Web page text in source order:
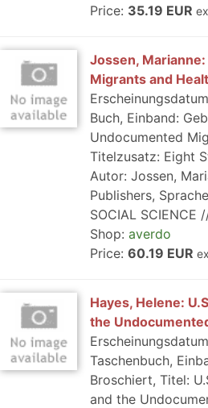
Price: 35.19 EUR
Jossen,
Migrants and
Buch, Einband:
Undocumented
Titelzusatz: Eight
Autor: Jossen,
Publishers,
SOCIAL SCIENCE
Shop: averdo
Price: 60.19 EUR
Hayes, Helene:
the
Taschenbuch,
Broschiert, Titel:
and the